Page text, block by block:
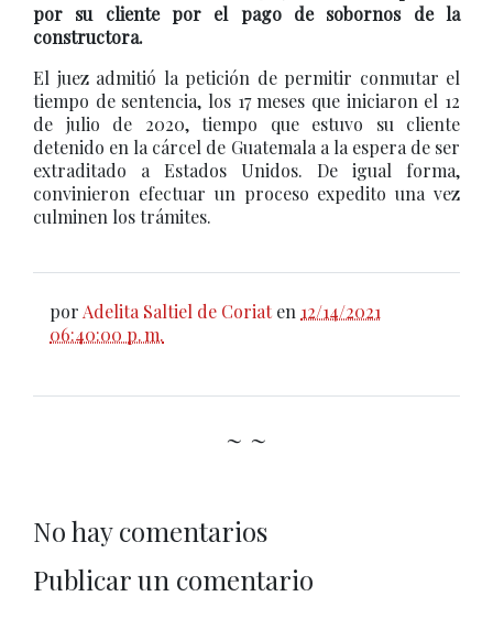
por su cliente por el pago de sobornos de la
constructora.
El juez admitió la petición de permitir conmutar el
tiempo de sentencia, los 17 meses que iniciaron el 12
de julio de 2020, tiempo que estuvo su cliente
detenido en la cárcel de Guatemala a la espera de ser
extraditado a Estados Unidos. De igual forma,
convinieron efectuar un proceso expedito una vez
culminen los trámites.
por Adelita Saltiel de Coriat en 12/14/2021
06:40:00 p. m.
~ ~
No hay comentarios
Publicar un comentario